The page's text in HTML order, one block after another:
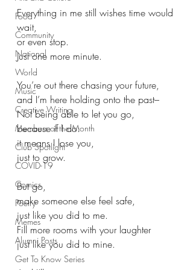
Food
Community
National
World
Music
Creative Writing
Members of the Month
Club Spotlight
COVID-19
Comics
Poetry
Memes
Alumni Posts
Get To Know Series
Everything in me still wishes time would
wait,
or even stop.
Just one more minute.
You’re out there chasing your future,
and I’m here holding onto the past–
Not being able to let you go,
because if I do:
it means I lose you,
just to grow.
But go,
make someone else feel safe,
just like you did to me.
Fill more rooms with your laughter
just like you did to mine.